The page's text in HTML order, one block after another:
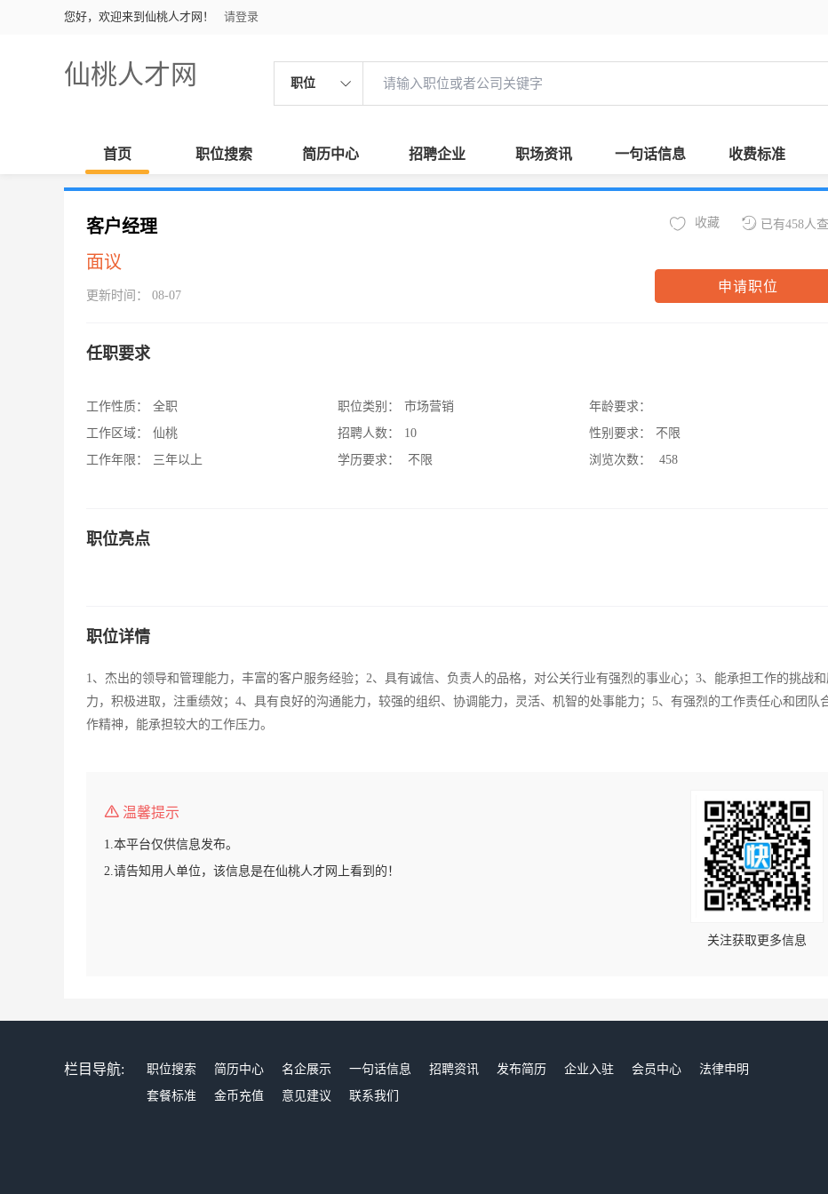
您好，欢迎来到仙桃人才网！ 请登录
仙桃人才网 职位
首页 职位搜索 简历中心 招聘企业 职场资讯 一句话信息 收费标准
客户经理
面议
更新时间： 08-07
已有458人
收藏
申请职位
任职要求
工作性质：
全职
工作区域：
仙桃
工作年限：
三年以上
职位类别：
市场营销
招聘人数：
10
学历要求：
不限
年龄要求：
性别要求：
不限
浏览次数：
458
职位亮点
职位详情
1、杰出的领导和管理能力，丰富的客户服务经验；2、具有诚信、负责人的品格，对公关行业有强烈的事业心；3、能承担工作的挑战和
力，积极进取，注重绩效；4、具有良好的沟通能力，较强的组织、协调能力，灵活、机智的处事能力；5、有强烈的工作责任心和团队
作精神，能承担较大的工作压力。
温馨提示
1.本平台仅供信息发布。
2.请告知用人单位，该信息是在仙桃人才网上看到的！
关注获取更多信息
栏目导航: 职位搜索 简历中心 名企展示 一句话信息 招聘资讯 发布简历 企业入驻 会员中心
法律申明
套餐标准
金币充值 意见建议 联系我们